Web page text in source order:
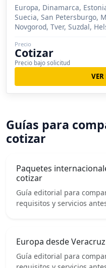
Europa, Dinamarca,
Suecia, San Petersburgo,
Novgorod, Tver, Suzdal,
Precio
Cotizar
Precio bajo solicitud
VER
Guías para
cotizar
Paquetes
cotizar
Guía editorial para
requisitos y servicios
Europa desde
Guía editorial para